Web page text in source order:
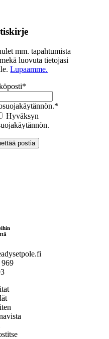
mm. tapahtumista
luovuta tietojasi
Lupaamme.
*
*
Hyväksyn